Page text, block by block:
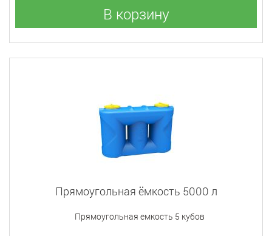
В корзину
Прямоугольная ёмкость 5000 л
Прямоугольная емкость 5 кубов